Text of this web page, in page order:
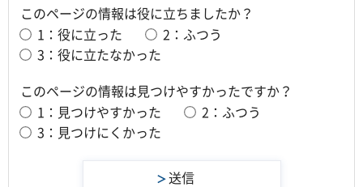
このページの情報は役に立ちましたか？
1：役に立った
2：ふつう
3：役に立たなかった
このページの情報は見つけやすかったですか？
1：見つけやすかった
2：ふつう
3：見つけにくかった